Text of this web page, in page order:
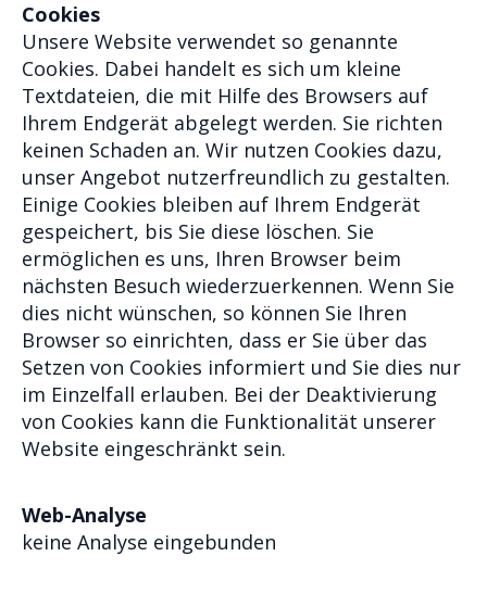
Cookies
Unsere Website verwendet so genannte
Cookies. Dabei handelt es sich um kleine
Textdateien, die mit Hilfe des Browsers auf
Ihrem Endgerät abgelegt werden. Sie richten
keinen Schaden an. Wir nutzen Cookies dazu,
unser Angebot nutzerfreundlich zu gestalten.
Einige Cookies bleiben auf Ihrem Endgerät
gespeichert, bis Sie diese löschen. Sie
ermöglichen es uns, Ihren Browser beim
nächsten Besuch wiederzuerkennen. Wenn Sie
dies nicht wünschen, so können Sie Ihren
Browser so einrichten, dass er Sie über das
Setzen von Cookies informiert und Sie dies nur
im Einzelfall erlauben. Bei der Deaktivierung
von Cookies kann die Funktionalität unserer
Website eingeschränkt sein.
Web-Analyse
keine Analyse eingebunden